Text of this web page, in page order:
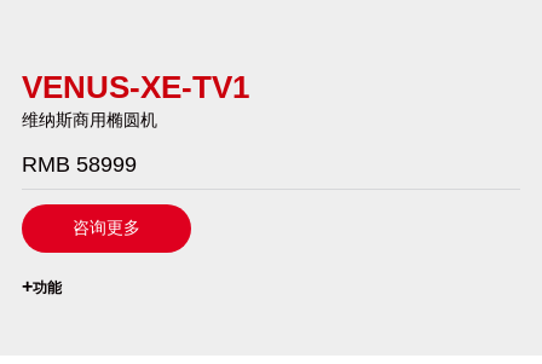
VENUS-XE-TV1
维纳斯商用椭圆机
RMB 58999
咨询更多
`
+功能